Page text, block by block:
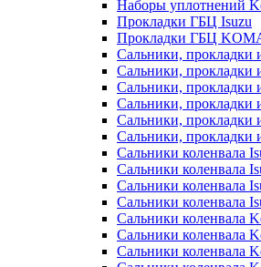
Наборы уплотнений
Прокладки ГБЦ Isuzu
Прокладки ГБЦ
Сальники, прокладки
Сальники, прокладки
Сальники, прокладки
Сальники, прокладки
Сальники, прокладки
Сальники, прокладки
Сальники коленвала
Сальники коленвала
Сальники коленвала
Сальники коленвала
Сальники коленвала
Сальники коленвала
Сальники коленвала